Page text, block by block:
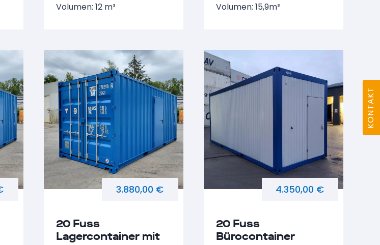
Volumen: 12 m³
Volumen: 15,9m³
20 Fuss
Lagercontainer mit
3.880,00 €
20 Fuss
Bürocontainer
4.350,00 €
KONTAKT